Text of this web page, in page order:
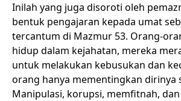
Inilah yang juga disoroti oleh
bentuk pengajaran kepada umat
tercantum di Mazmur 53. Orang-
hidup dalam kejahatan, mereka
untuk melakukan kebusukan dan
orang hanya mementingkan dirinya
Manipulasi, korupsi, memfitnah,